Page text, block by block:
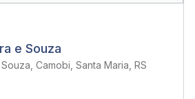
e Souza
Camobi, Santa Maria, RS